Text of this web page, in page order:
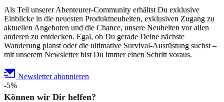
Als Teil unserer Abenteurer-Community erhältst Du exklusive
Einblicke in die neuesten Produktneuheiten, exklusiven Zugang zu
aktuellen Angeboten und die Chance, unsere Neuheiten vor allen
anderen zu entdecken. Egal, ob Du gerade Deine nächste
Wanderung planst oder die ultimative Survival-Ausrüstung suchst –
mit unserem Newsletter bist Du immer einen Schritt voraus.
Newsletter abonnieren
-5%
Können wir Dir helfen?